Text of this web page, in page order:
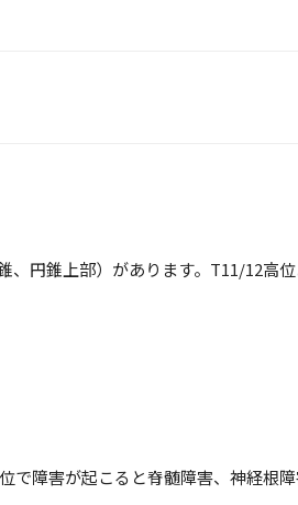
円錐上部）があります。T11/12高
で障害が起こると脊髄障害、神経根